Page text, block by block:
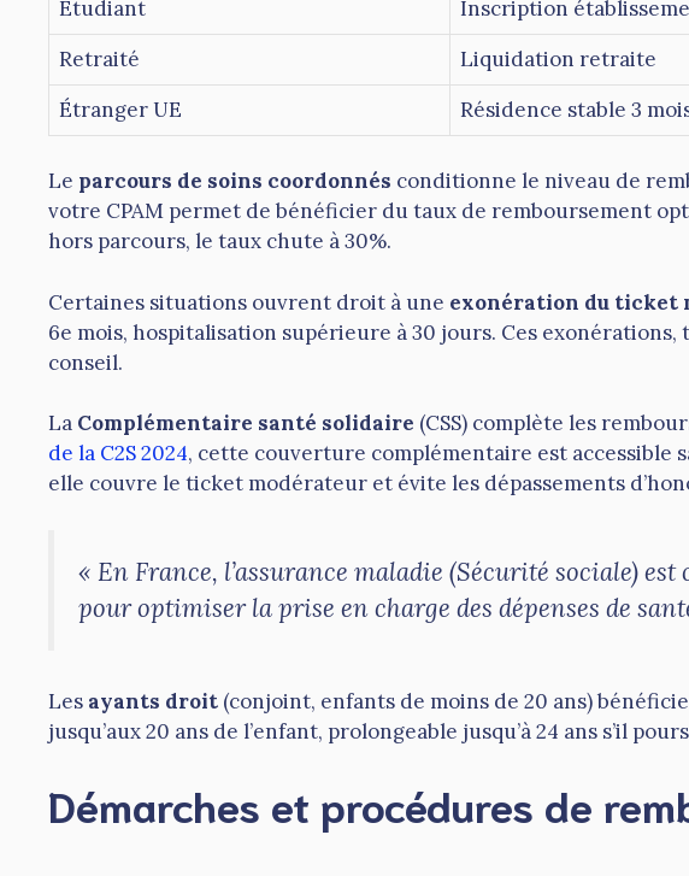
Étudiant
Inscription
Retraité
Liquidation retraite
Étranger UE
Résidence stable 3
Le parcours de soins coordonnés conditionne le niveau de
votre CPAM permet de bénéficier du taux de remboursement
hors parcours, le taux chute à 30%.
Certaines situations ouvrent droit à une exonération du ticket
6e mois, hospitalisation supérieure à 30 jours. Ces
conseil.
La Complémentaire santé solidaire (CSS) complète les
de la C2S 2024, cette couverture complémentaire est accessible
elle couvre le ticket modérateur et évite les dépassements
« En France, l’assurance maladie (Sécurité sociale)
pour optimiser la prise en charge des dépenses de
Les ayants droit (conjoint, enfants de moins de 20 ans)
jusqu’aux 20 ans de l’enfant, prolongeable jusqu’à 24 ans s’il
Démarches et procédures de